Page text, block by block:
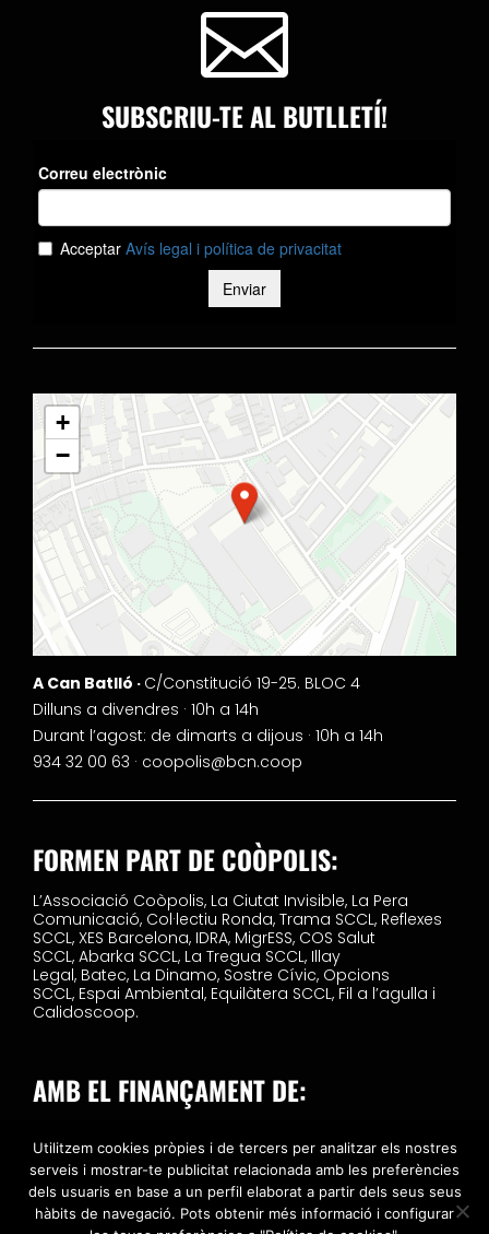
+
−
A Can Batlló · C/Constitució 19-25. BLOC 4
Dilluns a divendres · 10h a 14h
Durant l’agost: de dimarts a dijous · 10h a 14h
934 32 00 63 · coopolis@bcn.coop

SUBSCRIU-TE AL BUTLLETÍ!
FORMEN PART DE COÒPOLIS:
L’Associació Coòpolis, La Ciutat Invisible, La Pera
Comunicació, Col·lectiu Ronda, Trama SCCL, Reflexes
SCCL, XES Barcelona, IDRA, MigrESS, COS Salut
SCCL, Abarka SCCL, La Tregua SCCL, Illay
Legal, Batec, La Dinamo, Sostre Cívic, Opcions
SCCL, Espai Ambiental, Equilàtera SCCL, Fil a l’agulla i
Calidoscoop.
AMB EL FINANÇAMENT DE:
Utilitzem cookies pròpies i de tercers per analitzar els nostres
serveis i mostrar-te publicitat relacionada amb les preferències
dels usuaris en base a un perfil elaborat a partir dels seus seus
hàbits de navegació. Pots obtenir més informació i configurar